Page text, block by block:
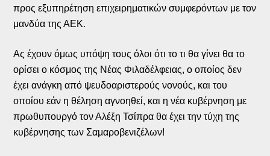
προς εξυπηρέτηση επιχειρηματικών συμφερόντων με τον
μανδύα της ΑΕΚ.
Ας έχουν όμως υπόψη τους όλοι ότι το τι θα γίνει θα το
ορίσει ο κόσμος της Νέας Φιλαδέλφειας, ο οποίος δεν
έχει ανάγκη από ψευδοαριστερούς νονούς, και του
οποίου εάν η θέληση αγνοηθεί, και η νέα κυβέρνηση με
πρωθυπουργό τον Αλέξη Τσίπρα θα έχει την τύχη της
κυβέρνησης των Σαμαροβενιζέλων!